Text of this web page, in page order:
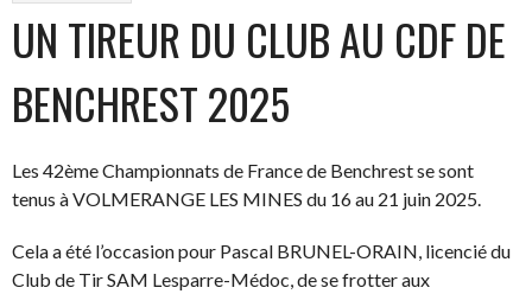
UN TIREUR DU CLUB AU CDF DE
BENCHREST 2025
Les 42ème Championnats de France de Benchrest se sont
tenus à VOLMERANGE LES MINES du 16 au 21 juin 2025.
Cela a été l’occasion pour Pascal BRUNEL-ORAIN, licencié du
Club de Tir SAM Lesparre-Médoc, de se frotter aux